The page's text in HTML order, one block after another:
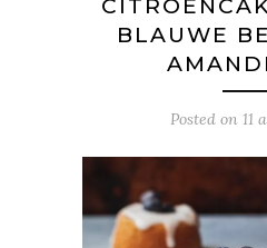
BLAUWE
Posted on 11